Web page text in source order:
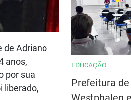
de Adriano
anos,
por sua
liberado,
EDUCAÇÃO
Prefeitura
Westphalen